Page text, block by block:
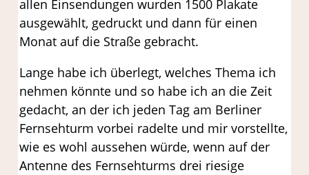
allen Einsendungen wurden 1500 Plakate
ausgewählt, gedruckt und dann für einen
Monat auf die Straße gebracht.
Lange habe ich überlegt, welches Thema ich
nehmen könnte und so habe ich an die Zeit
gedacht, an der ich jeden Tag am Berliner
Fernsehturm vorbei radelte und mir vorstellte,
wie es wohl aussehen würde, wenn auf der
Antenne des Fernsehturms drei riesige